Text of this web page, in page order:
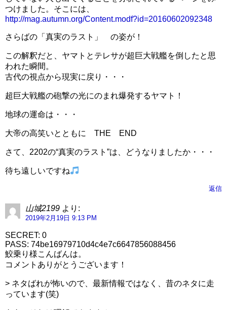
つけました。そこには、
http://mag.autumn.org/Content.modf?id=20160602092348
さらばの「真実のラスト」 の姿が！
この解釈だと、ヤマトとテレサが超巨大戦艦を倒したと思
われた瞬間。
古代の視点から現実に戻り・・・
超巨大戦艦の砲撃の光にのまれ爆発するヤマト！
地球の運命は・・・
大帝の高笑いとともに THE END
さて、2202の“真実のラスト”は、どうなりましたか・・・
待ち遠しいですね
返信
山城2199 より:
2019年2月19日 9:13 PM
SECRET: 0
PASS: 74be16979710d4c4e7c6647856088456
鮫乗り様こんばんは。
コメントありがとうございます！
> ネタばれが怖いので、最新情報ではなく、昔のネタに走
っています(笑)